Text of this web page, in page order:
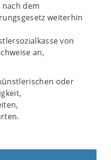
dem
weiterhin
von
an,
oder